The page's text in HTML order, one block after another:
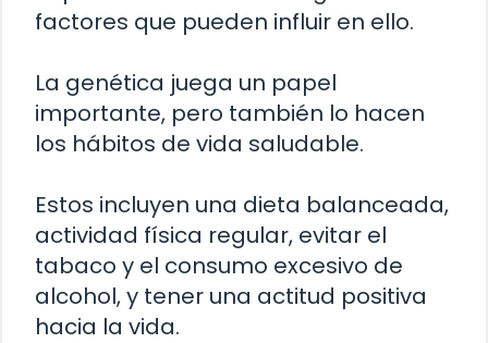
factores que pueden influir en ello.
La genética juega un papel
importante, pero también lo hacen
los hábitos de vida saludable.
Estos incluyen una dieta balanceada,
actividad física regular, evitar el
tabaco y el consumo excesivo de
alcohol, y tener una actitud positiva
hacia la vida.